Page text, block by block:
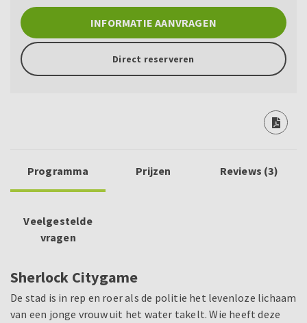
INFORMATIE AANVRAGEN
Direct reserveren
Programma Prijzen Reviews (3)
Veelgestelde
vragen
Sherlock Citygame
De stad is in rep en roer als de politie het levenloze lichaam
van een jonge vrouw uit het water takelt. Wie heeft deze